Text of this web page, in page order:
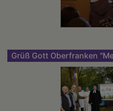
Grüß Gott Oberfranken